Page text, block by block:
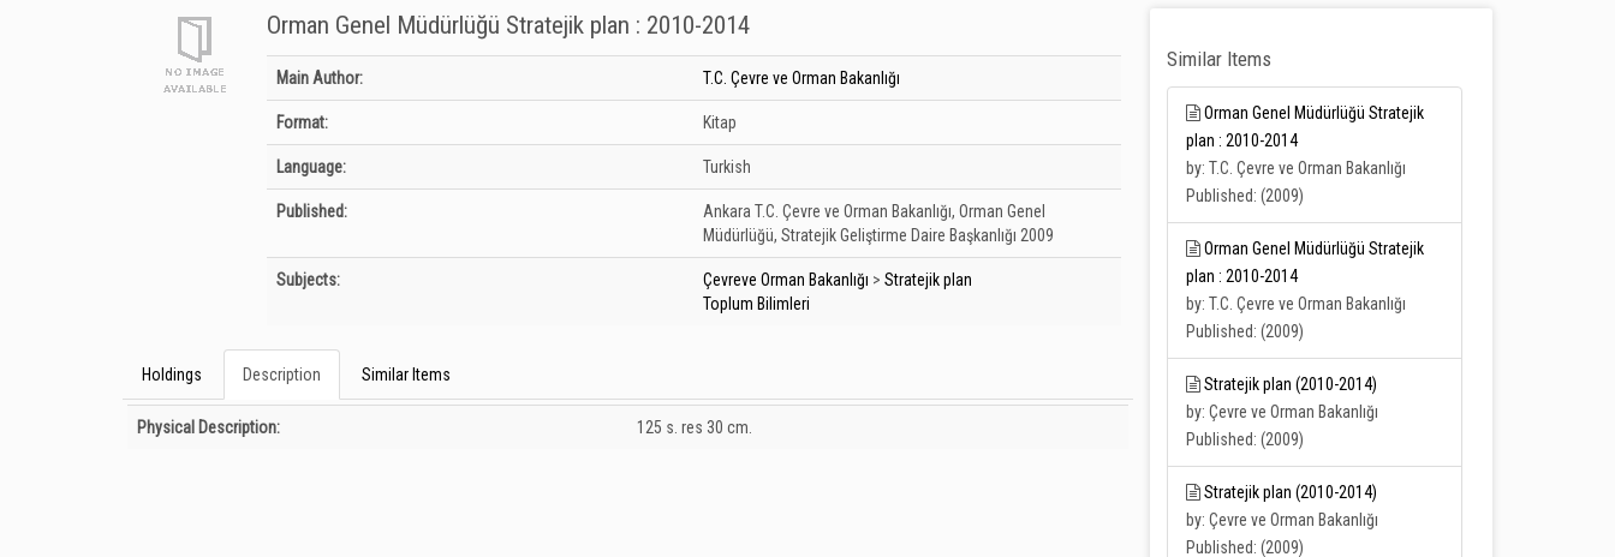
Orman Genel Müdürlüğü Stratejik plan : 2010-2014
Bibliographic Details
Main Author: T.C. Çevre ve Orman Bakanlığı
Format: Kitap
Language: Turkish
Published: Ankara T.C. Çevre ve Orman Bakanlığı, Orman Genel
Müdürlüğü, Stratejik Geliştirme Daire Başkanlığı 2009
Subjects: Çevreve Orman Bakanlığı > Stratejik plan
Toplum Bilimleri
Holdings Description Similar Items
Description
Physical Description: 125 s. res 30 cm.
Similar Items
Orman Genel Müdürlüğü Stratejik
plan : 2010-2014
by: T.C. Çevre ve Orman Bakanlığı
Published: (2009)
Orman Genel Müdürlüğü Stratejik
plan : 2010-2014
by: T.C. Çevre ve Orman Bakanlığı
Published: (2009)
Stratejik plan (2010-2014)
by: Çevre ve Orman Bakanlığı
Published: (2009)
Stratejik plan (2010-2014)
by: Çevre ve Orman Bakanlığı
Published: (2009)